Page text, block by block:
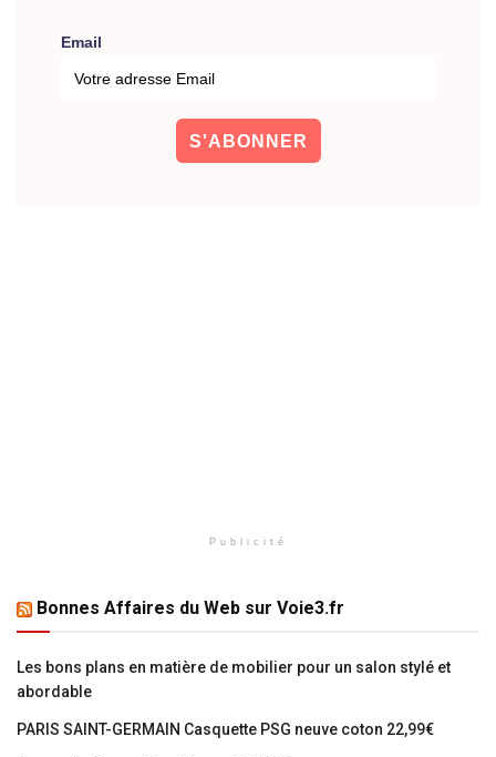
Email
Publicité
Bonnes Affaires du Web sur Voie3.fr
Les bons plans en matière de mobilier pour un salon stylé et
abordable
PARIS SAINT-GERMAIN Casquette PSG neuve coton 22,99€